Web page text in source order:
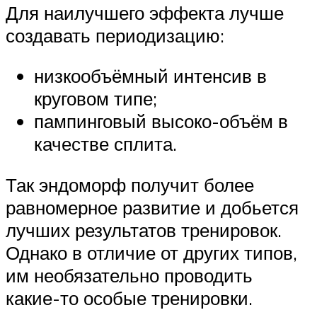
Для наилучшего эффекта лучше
создавать периодизацию:
низкообъёмный интенсив в
круговом типе;
пампинговый высоко-объём в
качестве сплита.
Так эндоморф получит более
равномерное развитие и добьется
лучших результатов тренировок.
Однако в отличие от других типов,
им необязательно проводить
какие-то особые тренировки.